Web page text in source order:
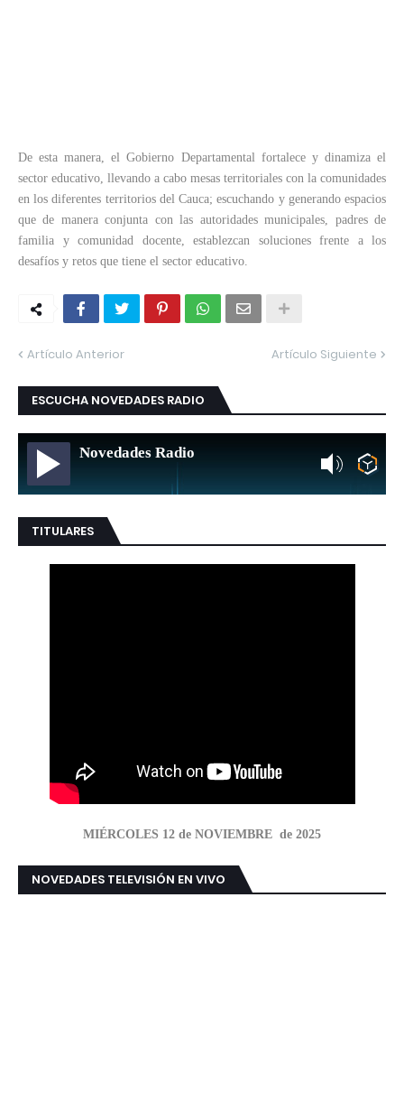
De esta manera, el Gobierno Departamental fortalece y dinamiza el
sector educativo, llevando a cabo mesas territoriales con la comunidades
en los diferentes territorios del Cauca; escuchando y generando espacios
que de manera conjunta con las autoridades municipales, padres de
familia y comunidad docente, establezcan soluciones frente a los
desafíos y retos que tiene el sector educativo.
Artículo Anterior Artículo Siguiente
ESCUCHA NOVEDADES RADIO
Novedades Radio
TITULARES
MIÉRCOLES 12 de NOVIEMBRE de 2025
NOVEDADES TELEVISIÓN EN VIVO